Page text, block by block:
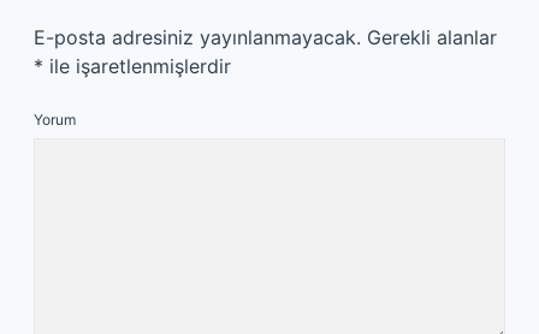
E-posta adresiniz yayınlanmayacak. Gerekli alanlar
* ile işaretlenmişlerdir
Yorum